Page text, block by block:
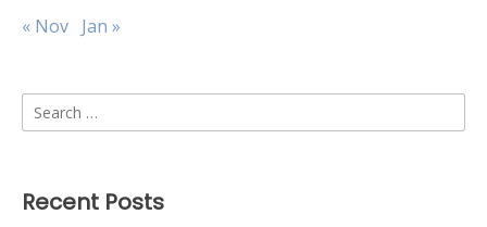
« Nov Jan »
Search
for:
Recent Posts